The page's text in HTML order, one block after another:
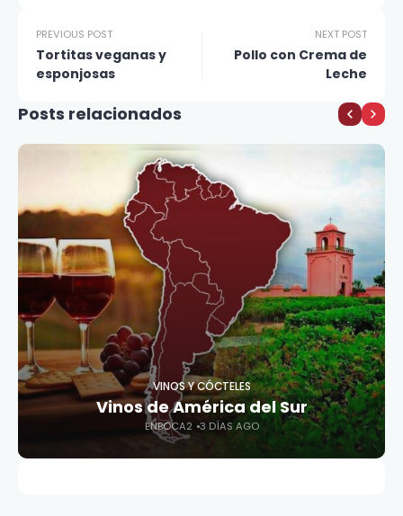
PREVIOUS POST
Tortitas veganas y
esponjosas
NEXT POST
Pollo con Crema de
Leche
Posts relacionados
VINOS Y CÓCTELES
Vinos de América del Sur
ENBOCA2 3 DÍAS AGO